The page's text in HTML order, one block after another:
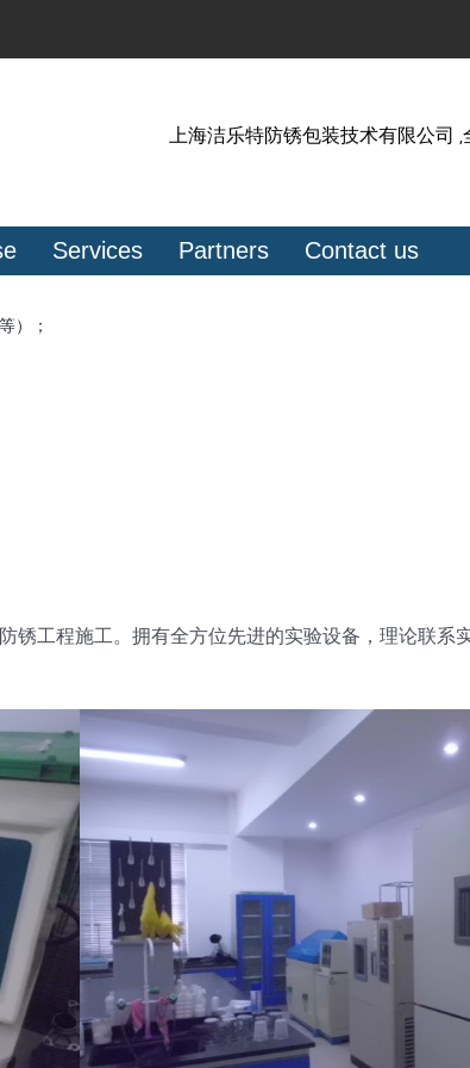
上海洁乐特防锈包装技术有限公司
Services Partners Contact us
）；
锈工程施工。拥有全方位先进的实验设备，理论联